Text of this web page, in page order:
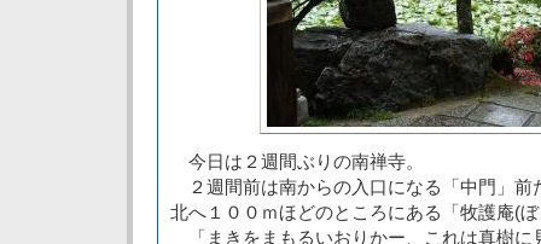
今日は２週間ぶりの南禅寺。
２週間前は南からの入口になる「中門」前
北へ１００ｍほどのところにある「牧護庵(
「まきをまもるいおりかー、これは真樹に